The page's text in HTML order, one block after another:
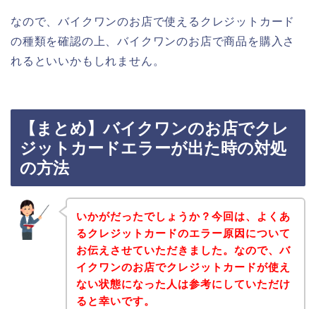
なので、バイクワンのお店で使えるクレジットカード
の種類を確認の上、バイクワンのお店で商品を購入さ
れるといいかもしれません。
【まとめ】バイクワンのお店でクレ
ジットカードエラーが出た時の対処
の方法
いかがだったでしょうか？今回は、よくあ
るクレジットカードのエラー原因について
お伝えさせていただきました。なので、バ
イクワンのお店でクレジットカードが使え
ない状態になった人は参考にしていただけ
ると幸いです。